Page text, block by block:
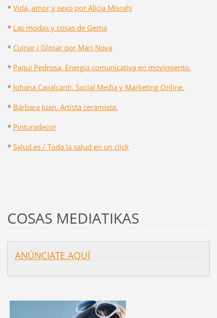
* Vida, amor y sexo por Alicia Misrahi
* Las modas y cosas de Gema
* Cuinar i Glosar por Mari Nova
* Paqui Pedrosa. Energía comunicativa en movimiento.
* Johana Cavalcanti. Social Media y Marketing Online.
* Bárbara Juan. Artista ceramista.
* Pinturadecor
* Salud.es / Toda la salud en un click
COSAS MEDIATIKAS
ANÚNCIATE AQUÍ